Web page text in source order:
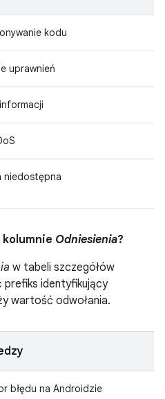
kodu
uprawnień
niedostępna
Odniesienia?
w tabeli szczegółów
identyfikujący
wartość odwołania.
błędu na Androidzie